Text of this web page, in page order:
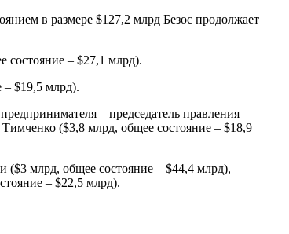
в размере $127,2 млрд Безос продолжает
состояние – $27,1 млрд).
– $19,5 млрд).
– председатель правления
($3,8 млрд, общее состояние – $18,9
млрд, общее состояние – $44,4 млрд),
– $22,5 млрд).